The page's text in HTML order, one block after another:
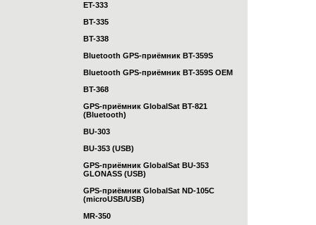
ET-333
BT-335
BT-338
Bluetooth GPS-приёмник BT-359S
Bluetooth GPS-приёмник BT-359S OEM
BT-368
GPS-приёмник GlobalSat BT-821
(Bluetooth)
BU-303
BU-353 (USB)
GPS-приёмник GlobalSat BU-353
GLONASS (USB)
GPS-приёмник GlobalSat ND-105C
(microUSB/USB)
MR-350